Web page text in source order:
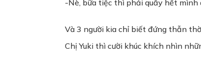
-Nè, bữa tiệc thì phải quẩy hết mình
Và 3 người kia chỉ biết đứng thẫn
Chị Yuki thì cười khúc khích nhìn